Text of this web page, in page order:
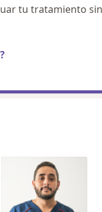
tu tratamiento